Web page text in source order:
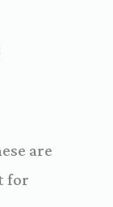
are
for